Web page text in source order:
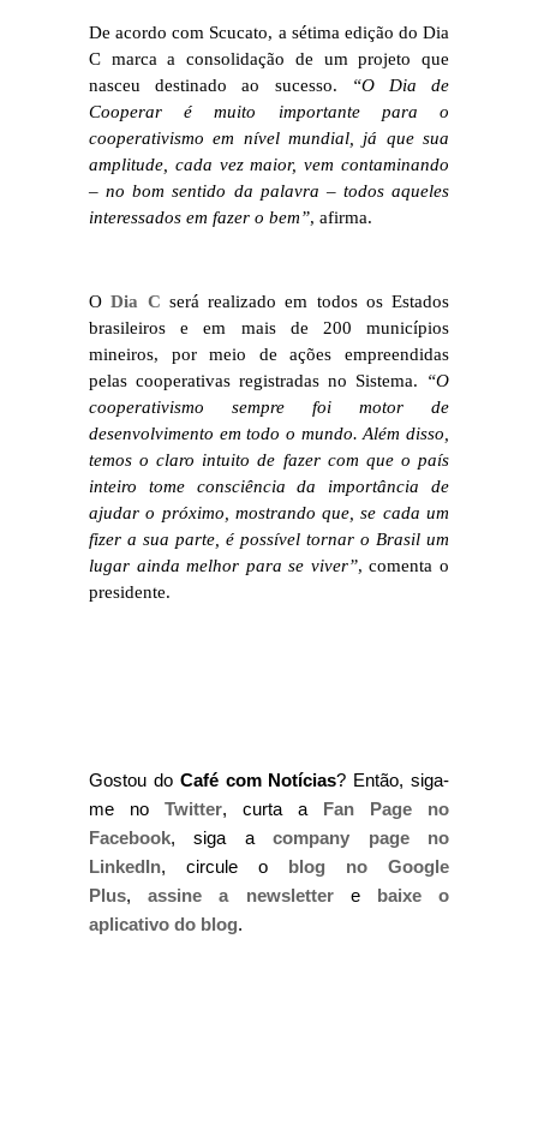
De acordo com Scucato, a sétima edição do Dia
C marca a consolidação de um projeto que
nasceu destinado ao sucesso.
“O Dia de
Cooperar é muito importante para o
cooperativismo em nível mundial, já que sua
amplitude, cada vez maior, vem contaminando
– no bom sentido da palavra – todos aqueles
interessados em fazer o bem”, afirma.
ODia C será realizado em todos os Estados
brasileiros e em mais de 200 municípios
mineiros, por meio de ações empreendidas
pelas cooperativas registradas no Sistema.
“O
cooperativismo sempre foi motor de
desenvolvimento em todo o mundo. Além disso,
temos o claro intuito de fazer com que o país
inteiro tome consciência da importância de
ajudar o próximo, mostrando que, se cada um
fizer a sua parte, é possível tornar o Brasil um
lugar ainda melhor para se viver”, comenta o
presidente.
Gostou do Café com Notícias? Então, siga-
me no Twitter, curta a Fan Page no
Facebook, siga acompany page no
LinkedIn, circule o blog no Google
Plus,assine a newslettere baixe o
aplicativo do blog.